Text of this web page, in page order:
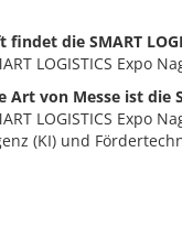
findet die SMART
LOGISTICS Expo
Art von Messe ist die
LOGISTICS Expo
(KI) und